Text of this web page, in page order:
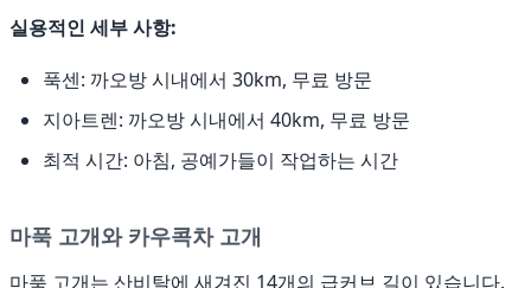
실용적인 세부 사항:
푹센: 까오방 시내에서 30km, 무료 방문
지아트렌: 까오방 시내에서 40km, 무료 방문
최적 시간: 아침, 공예가들이 작업하는 시간
마푹 고개와 카우콕차 고개
마푹 고개는 산비탈에 새겨진 14개의 급커브 길이 있습니다.